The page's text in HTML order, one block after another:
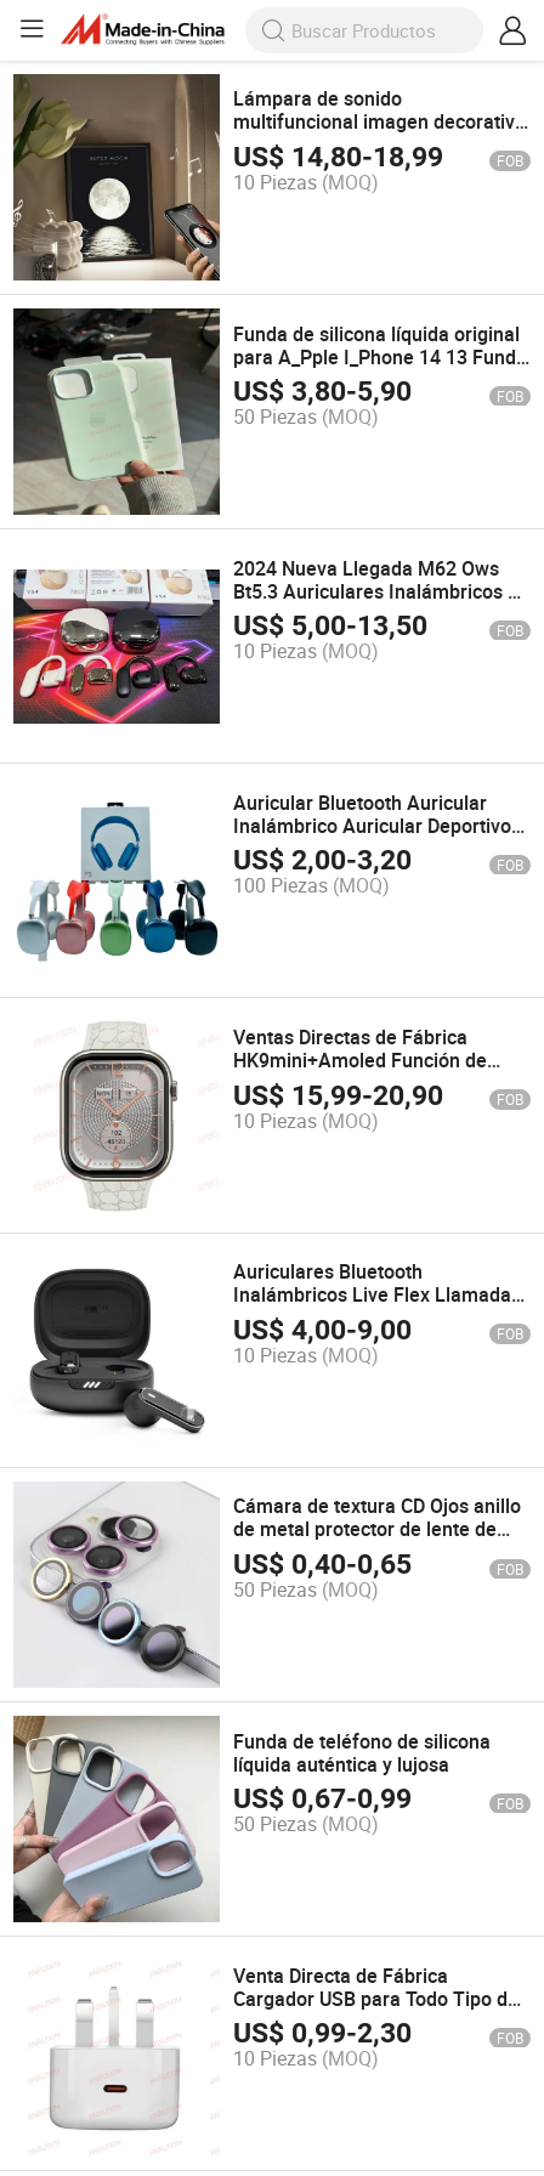
Lámpara de sonido
multifuncional imagen decorativa
ligeramente Picture Speaker
US$ 14,80-18,99 FOB
10 Piezas (MOQ)
Funda de silicona líquida original
para A_Pple I_Phone 14 13 Funda
para teléfono a prueba de golpes
de TPU para I_Phone
US$3,80-5,90 FOB
50 Piezas (MOQ)
2024 Nueva Llegada M62 Ows
Bt5.3 Auriculares Inalámbricos de
Baja Latencia con Pantalla de
Energía y Ganchos para las
Orejas para Bluetooth
US$ 5,00-13,50 FOB
10 Piezas (MOQ)
Auricular Bluetooth Auricular
Inalámbrico Auricular Deportivo
Juegos Esports
US$2,00-3,20 FOB
100 Piezas (MOQ)
Ventas Directas de Fábrica
HK9mini+Amoled Función de
Pantalla Dividida Reloj de Mujer
Reloj Inteligente
US$ 15,99-20,90 FOB
10 Piezas (MOQ)
Auriculares Bluetooth
Inalámbricos Live Flex Llamada
Semi-in-Ear
US$4,00-9,00 FOB
10 Piezas (MOQ)
Cámara de textura CD Ojos anillo
de metal protector de lente de
cámara
US$ 0,40-0,65 FOB
50 Piezas (MOQ)
Funda de teléfono de silicona
líquida auténtica y lujosa
US$ 0,67-0,99 FOB
50 Piezas (MOQ)
Venta Directa de Fábrica
Cargador USB para Todo Tipo de
Teléfono Pd 20W Carga Rápida
de Teléfono
US$ 0,99-2,30 FOB
10 Piezas (MOQ)